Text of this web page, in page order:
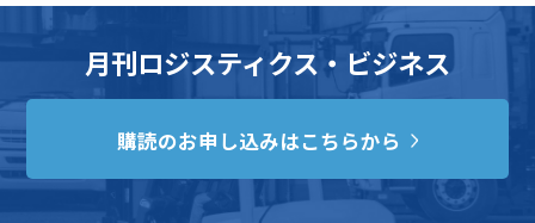
月刊ロジスティクス・ビジネス
購読のお申し込みはこちらから